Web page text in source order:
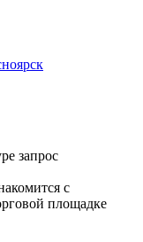
запрос
с
площадке